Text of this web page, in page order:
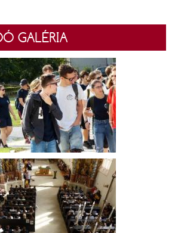
GALÉRIA